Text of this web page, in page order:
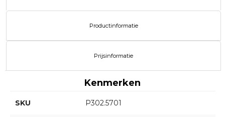
Productinformatie
Prijsinformatie
Kenmerken
SKU P302.5701